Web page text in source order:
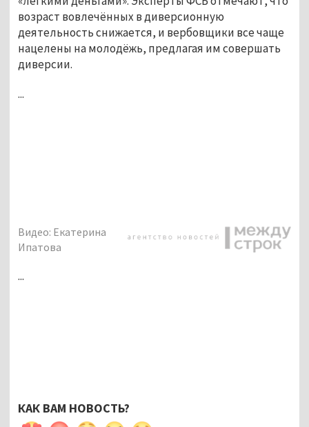
возраст вовлечённых в диверсионную
деятельность снижается, и вербовщики все чаще
нацелены на молодёжь, предлагая им совершать
диверсии.
...
Видео: Екатерина
Ипатова
...
КАК ВАМ НОВОСТЬ?